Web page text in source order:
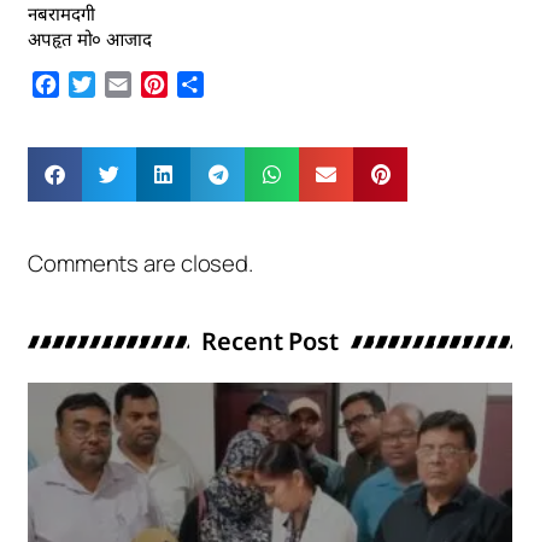
नबरामदगी
अपहृत मो० आजाद
Facebook
Twitter
Email Pinterest
Comments are closed.
Recent Post